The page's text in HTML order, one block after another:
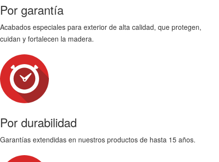
Por garantía
Acabados especiales para exterior de alta calidad, que protegen,
cuidan y fortalecen la madera.
Por durabilidad
Garantías extendidas en nuestros productos de hasta 15 años.